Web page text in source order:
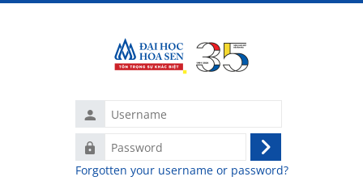
Username
Password
Log
in
Forgotten your username or password?